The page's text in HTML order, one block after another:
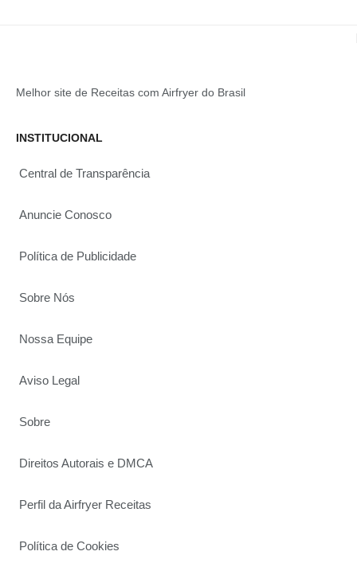
Melhor site de Receitas com Airfryer do Brasil
INSTITUCIONAL
Central de Transparência
Anuncie Conosco
Política de Publicidade
Sobre Nós
Nossa Equipe
Aviso Legal
Sobre
Direitos Autorais e DMCA
Perfil da Airfryer Receitas
Política de Cookies